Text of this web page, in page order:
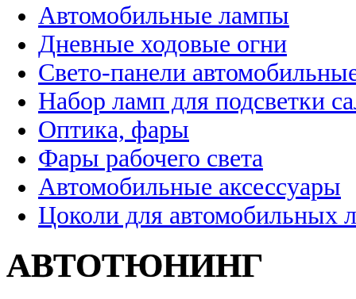
Автомобильные лампы
Дневные ходовые огни
Свето-панели
Набор ламп для подсветки
Оптика, фары
Фары рабочего света
Автомобильные аксессуары
Цоколи для автомобильных
АВТОТЮНИНГ